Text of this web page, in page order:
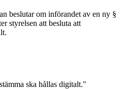
beslutar om införandet av en ny §
styrelsen att besluta att
ska hållas digitalt."